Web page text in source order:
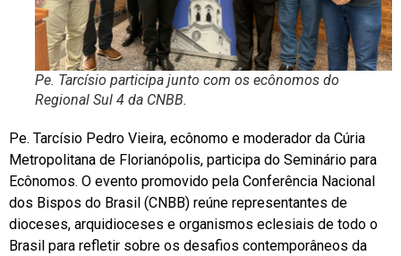
Pe. Tarcísio participa junto com os ecônomos do
Regional Sul 4 da CNBB.
Pe. Tarcísio Pedro Vieira, ecônomo e moderador da Cúria
Metropolitana de Florianópolis, participa do Seminário para
Ecônomos. O evento promovido pela Conferência Nacional
dos Bispos do Brasil (CNBB) reúne representantes de
dioceses, arquidioceses e organismos eclesiais de todo o
Brasil para refletir sobre os desafios contemporâneos da